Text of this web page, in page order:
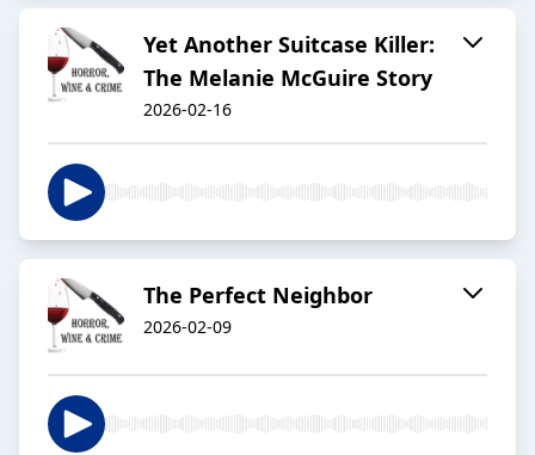
Yet Another Suitcase Killer:
The Melanie McGuire Story
2026-02-16
The Perfect Neighbor
2026-02-09